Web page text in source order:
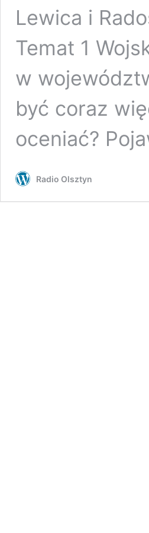
Lewica i
Temat 1
w
być coraz
oceniać?
Radio Olsztyn